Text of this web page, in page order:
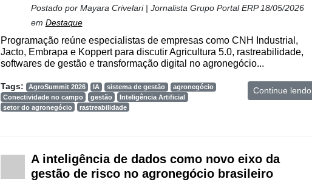
Postado por Mayara Crivelari | Jornalista Grupo Portal ERP18/05/2026
em Destaque
Programação reúne especialistas de empresas como CNH Industrial,
Jacto, Embrapa e Koppert para discutir Agricultura 5.0, rastreabilidade,
softwares de gestão e transformação digital no agronegócio...
Tags: AgroSummit 2026 IA sistema de gestão
agronegócio
Conectividade no campo
gestão
Inteligência Artificial
setor do agronegócio
rastreabilidade
Continue lendo
A inteligência de dados como novo eixo da
gestão de risco no agronegócio brasileiro